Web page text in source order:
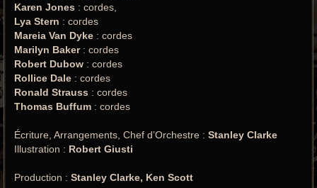
Karen Jones : cordes,
Lya Stern : cordes
Mareia Van Dyke : cordes
Marilyn Baker: cordes
Robert Dubow : cordes
Rollice Dale : cordes
Ronald Strauss : cordes
Thomas Buffum : cordes
Écriture, Arrangements, Chef d’Orchestre : Stanley Clarke
Illustration : Robert Giusti
Production : Stanley Clarke, Ken Scott